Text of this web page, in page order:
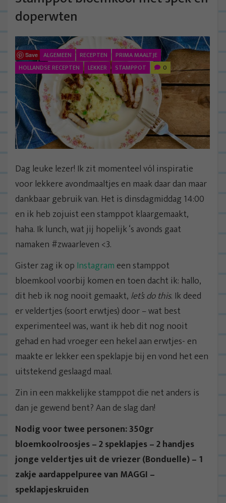
doperwten
Save ALGEMEEN RECEPTEN
PRIMA MAALTJE
HOLLANDSE RECEPTEN
LEKKER STAMPPOT 0
Dag leuke lezer! Ik zit momenteel vól inspiratie
voor lekkere avondmaaltjes en maak daar dan maar
dankbaar gebruik van. Het is dinsdagmiddag 14:00
en ik heb zojuist een stamppot klaargemaakt,
haha. Ik lunch, wat jij hopelijk ‘s avonds gaat
namaken #zwaarleven <3.
Gister zag ik op Instagram een stamppot
bloemkool voorbij komen en toen dacht ik: hallo,
dit heb ik nog nooit gemaakt, let’s do this. Ik deed
er veldertjes (soort erwtjes) door – wat best
experimenteel was, want ik heb dit nog nooit
gehad en had vroeger een hekel aan erwtjes- en
maakte er lekker een speklapje bij en vond het een
uitstekend geslaagd maal.
Zin in een makkelijke stamppot die net anders is
dan je gewend bent? Aan de slag dan!
Nodig voor twee personen: 350gr
bloemkoolroosjes – 2 speklapjes – 2 handjes
jonge veldertjes uit de vriezer (Bonduelle) – 1
zakje aardappelpuree van MAGGI –
speklapjeskruiden